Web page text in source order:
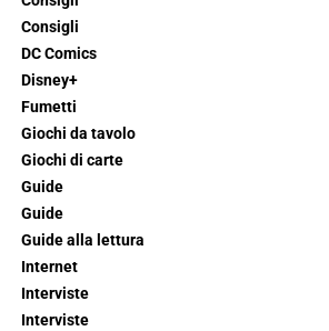
Consigli
DC Comics
Disney+
Fumetti
Giochi da tavolo
Giochi di carte
Guide
Guide
Guide alla lettura
Internet
Interviste
Interviste